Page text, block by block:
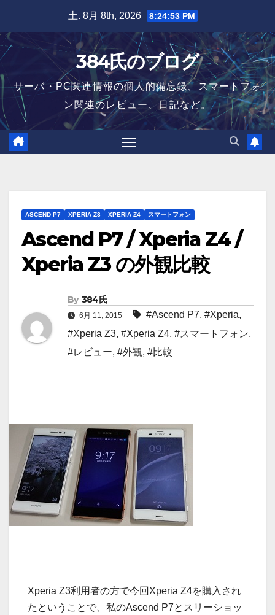
content
土. 8月 8th, 2026 8:24:54 PM
384氏のブログ
サーバ・PC関連情報の個人的備忘録、スマートフォ
ン関連のレビュー、日記など。
ASCEND P7 XPERIA Z3 XPERIA Z4 スマートフォン
Ascend P7 / Xperia Z4 /
Xperia Z3 の外観比較
By 384氏
6月 11, 2015 #Ascend P7, #Xperia,
#Xperia Z3, #Xperia Z4, #スマートフォン,
#レビュー, #外観, #比較
Xperia Z3利用者の方で今回Xperia Z4を購入され
たということで、私のAscend P7とスリーショッ